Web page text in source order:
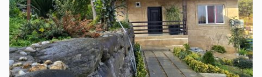
1.9میلیون ت 4.9
3.5میلیون ت 4.9